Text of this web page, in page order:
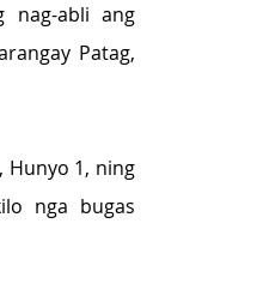
nag-abli ang
Patag,
Hunyo 1, ning
nga bugas